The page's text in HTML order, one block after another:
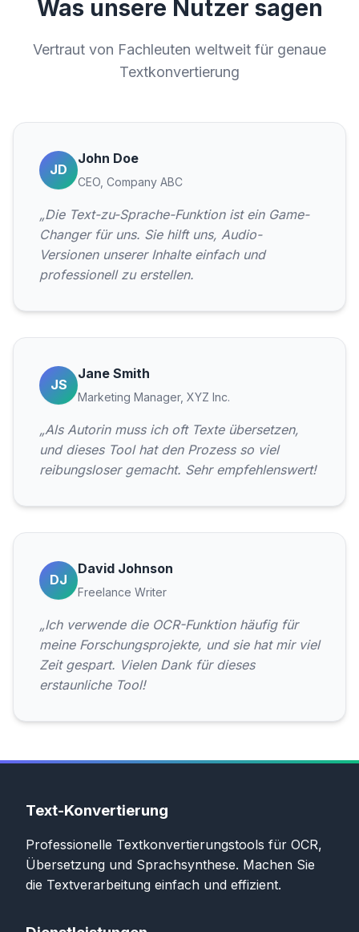
Was unsere Nutzer sagen
Vertraut von Fachleuten weltweit für genaue
Textkonvertierung
JD
John Doe
CEO, Company ABC
„Die Text-zu-Sprache-Funktion ist ein Game-
Changer für uns. Sie hilft uns, Audio-
Versionen unserer Inhalte einfach und
professionell zu erstellen.
JS
Jane Smith
Marketing Manager, XYZ Inc.
„Als Autorin muss ich oft Texte übersetzen,
und dieses Tool hat den Prozess so viel
reibungsloser gemacht. Sehr empfehlenswert!
DJ
David Johnson
Freelance Writer
„Ich verwende die OCR-Funktion häufig für
meine Forschungsprojekte, und sie hat mir viel
Zeit gespart. Vielen Dank für dieses
erstaunliche Tool!
Text-Konvertierung
Professionelle Textkonvertierungstools für OCR,
Übersetzung und Sprachsynthese. Machen Sie
die Textverarbeitung einfach und effizient.